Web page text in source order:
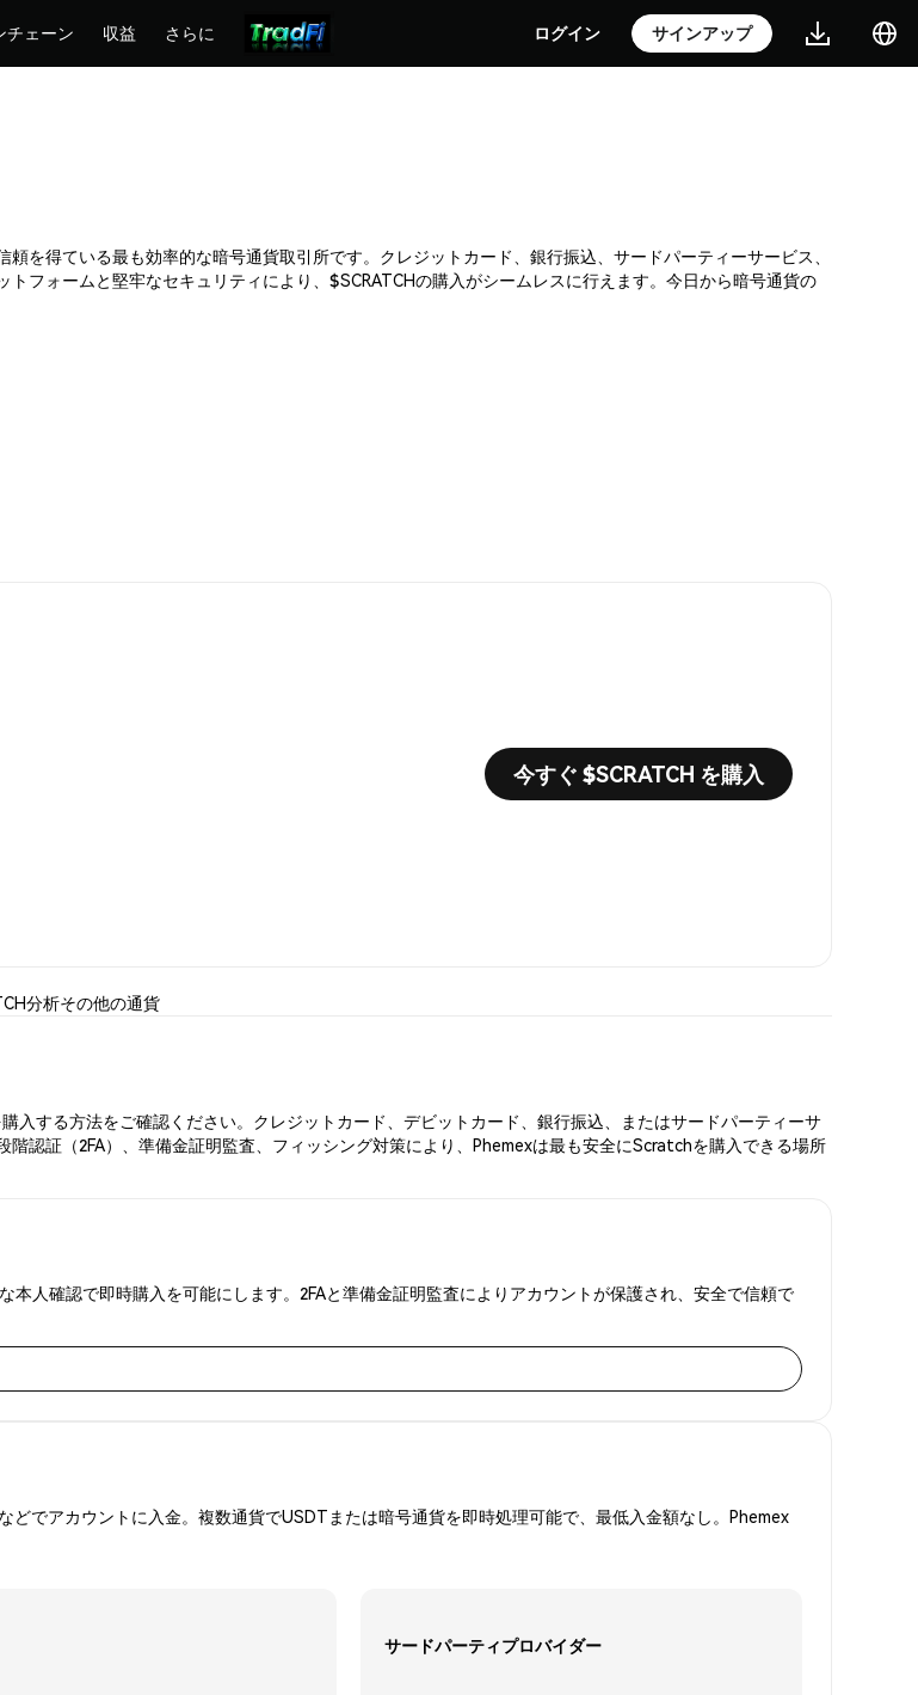
チェーン 収益 さらに ログイン サインアップ
を得ている最も効率的な暗号通貨取引所です。クレジットカード、銀行振込、サードパーティーサービス、
フォームと堅牢なセキュリティにより、$SCRATCHの購入がシームレスに行えます。今日から暗号通貨の
今すぐ $SCRATCH を購入
分析その他の通貨
入する方法をご確認ください。クレジットカード、デビットカード、銀行振込、またはサードパーティーサ
認証（2FA）、準備金証明監査、フィッシング対策により、Phemexは最も安全にScratchを購入できる場所
本人確認で即時購入を可能にします。2FAと準備金証明監査によりアカウントが保護され、安全で信頼で
でアカウントに入金。複数通貨でUSDTまたは暗号通貨を即時処理可能で、最低入金額なし。Phemex
サードパーティプロバイダー